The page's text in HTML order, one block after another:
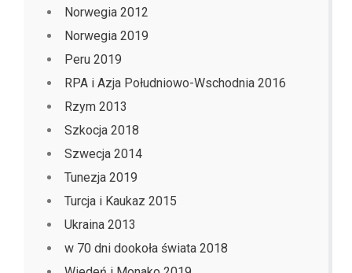
Norwegia 2012
Norwegia 2019
Peru 2019
RPA i Azja Południowo-Wschodnia 2016
Rzym 2013
Szkocja 2018
Szwecja 2014
Tunezja 2019
Turcja i Kaukaz 2015
Ukraina 2013
w 70 dni dookoła świata 2018